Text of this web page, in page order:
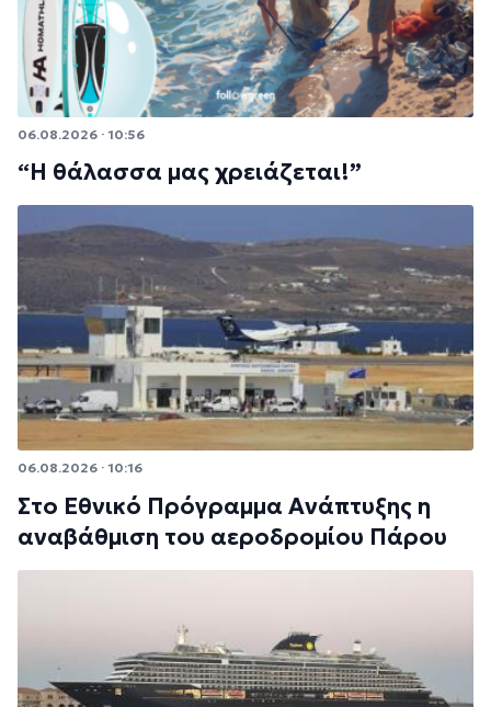
06.08.2026 · 10:56
“Η θάλασσα μας χρειάζεται!”
06.08.2026 · 10:16
Στο Εθνικό Πρόγραμμα Ανάπτυξης η
αναβάθμιση του αεροδρομίου Πάρου